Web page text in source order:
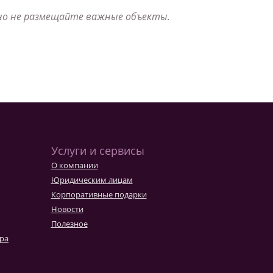
не размещайте важные объекты.
Услуги и сервисы
О компании
Юридическим лицам
Корпоративные подарки
Новости
Полезное